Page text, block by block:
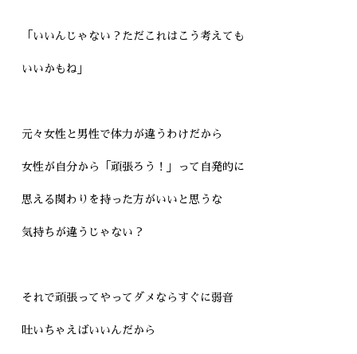
「いいんじゃない？ただこれはこう考えても
いいかもね」
元々女性と男性で体力が違うわけだから
女性が自分から「頑張ろう！」って自発的に
思える関わりを持った方がいいと思うな
気持ちが違うじゃない？
それで頑張ってやってダメならすぐに弱音
吐いちゃえばいいんだから